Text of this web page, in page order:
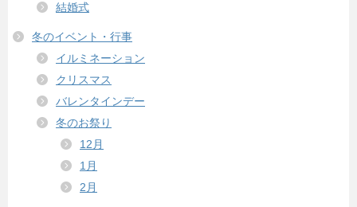
結婚式
冬のイベント・行事
イルミネーション
クリスマス
バレンタインデー
冬のお祭り
12月
1月
2月